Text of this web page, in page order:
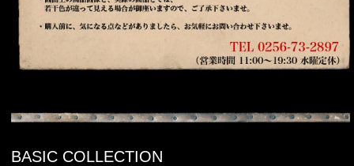
BASIC COLLECTION